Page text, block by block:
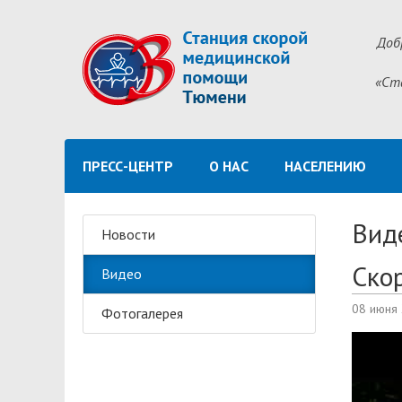
ПРЕСС-ЦЕНТР О НАС НАСЕЛЕНИЮ
Новости
Видео
Фотогалерея 08 июня